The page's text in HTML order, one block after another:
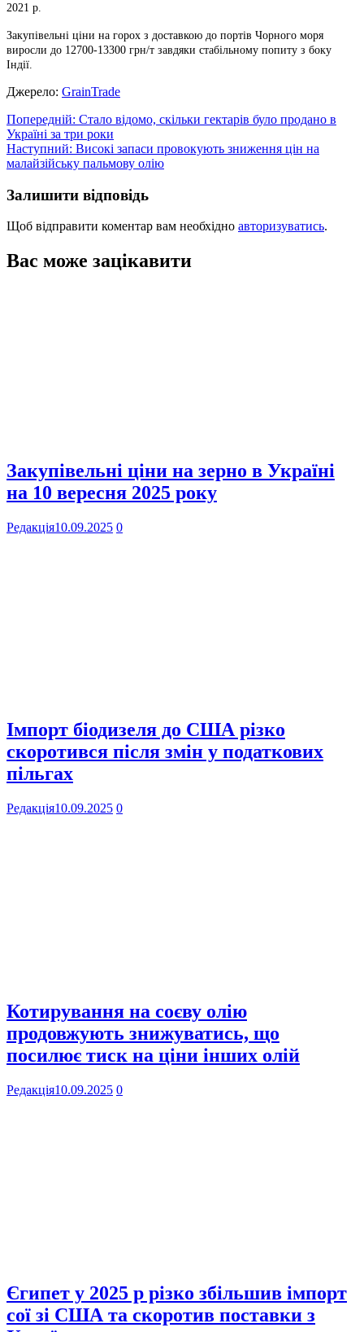
2021 р.
Закупівельні ціни на горох з доставкою до портів Чорного моря
виросли до 12700-13300 грн/т завдяки стабільному попиту з боку
Індії.
Джерело: GrainTrade
Навігація
записів
Попередній: Стало відомо, скільки гектарів було продано в
Україні за три роки
Наступний: Високі запаси провокують зниження цін на
малайзійську пальмову олію
Залишити відповідь
Щоб відправити коментар вам необхідно авторизуватись.
Вас може зацікавити
Закупівельні ціни на зерно в Україні
на 10 вересня 2025 року
Редакція10.09.2025 0
Імпорт біодизеля до США різко
скоротився після змін у податкових
пільгах
Редакція10.09.2025 0
Котирування на соєву олію
продовжують знижуватись, що
посилює тиск на ціни інших олій
Редакція10.09.2025 0
Єгипет у 2025 р різко збільшив імпорт
сої зі США та скоротив поставки з